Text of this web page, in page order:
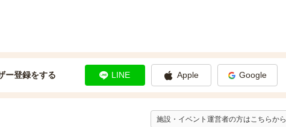
ー登録をする LINE Apple Google
施設・イベント運営者の方はこちらから